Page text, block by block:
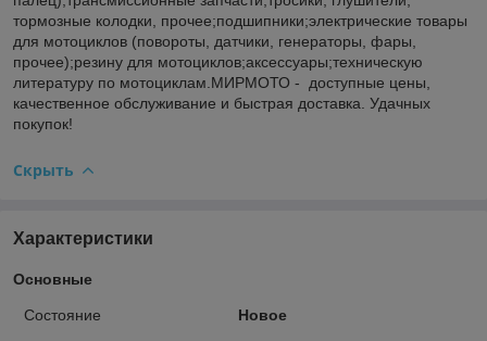
тормозные колодки, прочее;подшипники;электрические товары
для мотоциклов (повороты, датчики, генераторы, фары,
прочее);резину для мотоциклов;аксессуары;техническую
литературу по мотоциклам.МИРМОТО - доступные цены,
качественное обслуживание и быстрая доставка. Удачных
покупок!
Скрыть
Характеристики
Основные
Состояние Новое